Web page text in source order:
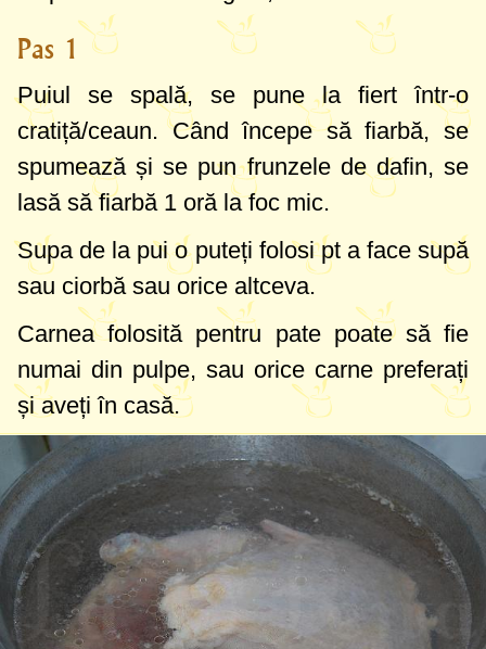
Pas 1
Puiul se spală, se pune la fiert într-o
cratiță/ceaun. Când începe să fiarbă, se
spumează și se pun frunzele de dafin, se
lasă să fiarbă 1 oră la foc mic.
Supa de la pui o puteți folosi pt a face supă
sau ciorbă sau orice altceva.
Carnea folosită pentru pate poate să fie
numai din pulpe, sau orice carne preferați
și aveți în casă.